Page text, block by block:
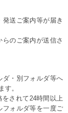
送ご案内等が届き
のご案内が送信さ
ダ・別フォルダ等へ
す。
されて24時間以上
フォルダ等を一度ご